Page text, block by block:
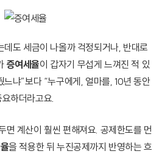
도 세금이 나올까 걱정되거나, 반대로
증여세율이 갑자기 무섭게 느껴진 적 있
냐”보다 “누구에게, 얼마를, 10년 동안
하더라고요.
면 계산이 훨씬 편해져요. 공제한도를 먼
을 적용한 뒤 누진공제까지 반영하는 흐